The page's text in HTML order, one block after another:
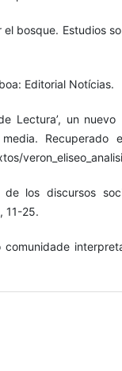
bosque. Estudios
Editorial Notícias.
Lectura’, un
los discursos
11-25.